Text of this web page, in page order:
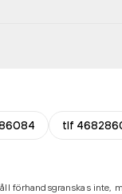
tlf
förhandsgranskas